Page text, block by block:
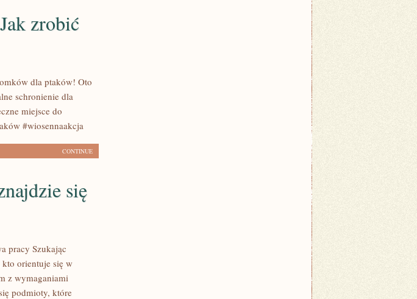
zrobić
dla ptaków! Oto
schronienie dla
miejsce do
#wiosennaakcja
CONTINUE
się
pracy Szukając
orientuje się w
z wymaganiami
podmioty, które